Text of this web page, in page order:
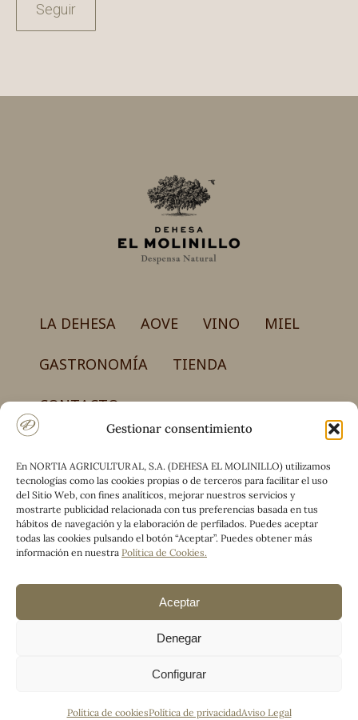
Gestionar consentimiento
En NORTIA AGRICULTURAL, S.A. (DEHESA EL MOLINILLO) utilizamos
tecnologías como las cookies propias o de terceros para facilitar el uso
del Sitio Web, con fines analíticos, mejorar nuestros servicios y
mostrarte publicidad relacionada con tus preferencias basada en tus
hábitos de navegación y la elaboración de perfilados. Puedes aceptar
todas las cookies pulsando el botón “Aceptar”. Puedes obtener más
información en nuestra Política de Cookies.
Aceptar
Denegar
Configurar
Política de cookiesPolítica de privacidadAviso Legal
Seguir
LA DEHESA AOVE VINO MIEL
GASTRONOMÍA TIENDA
CONTACTO
NORTIA AGRICULTURAL, S.A.
Carretera CM-4017, km 50 – Finca el Molinillo
13194 Retuerta del Bullaque (Ciudad Real)
(+34) 925 590 660 / (+34) 690 776 442